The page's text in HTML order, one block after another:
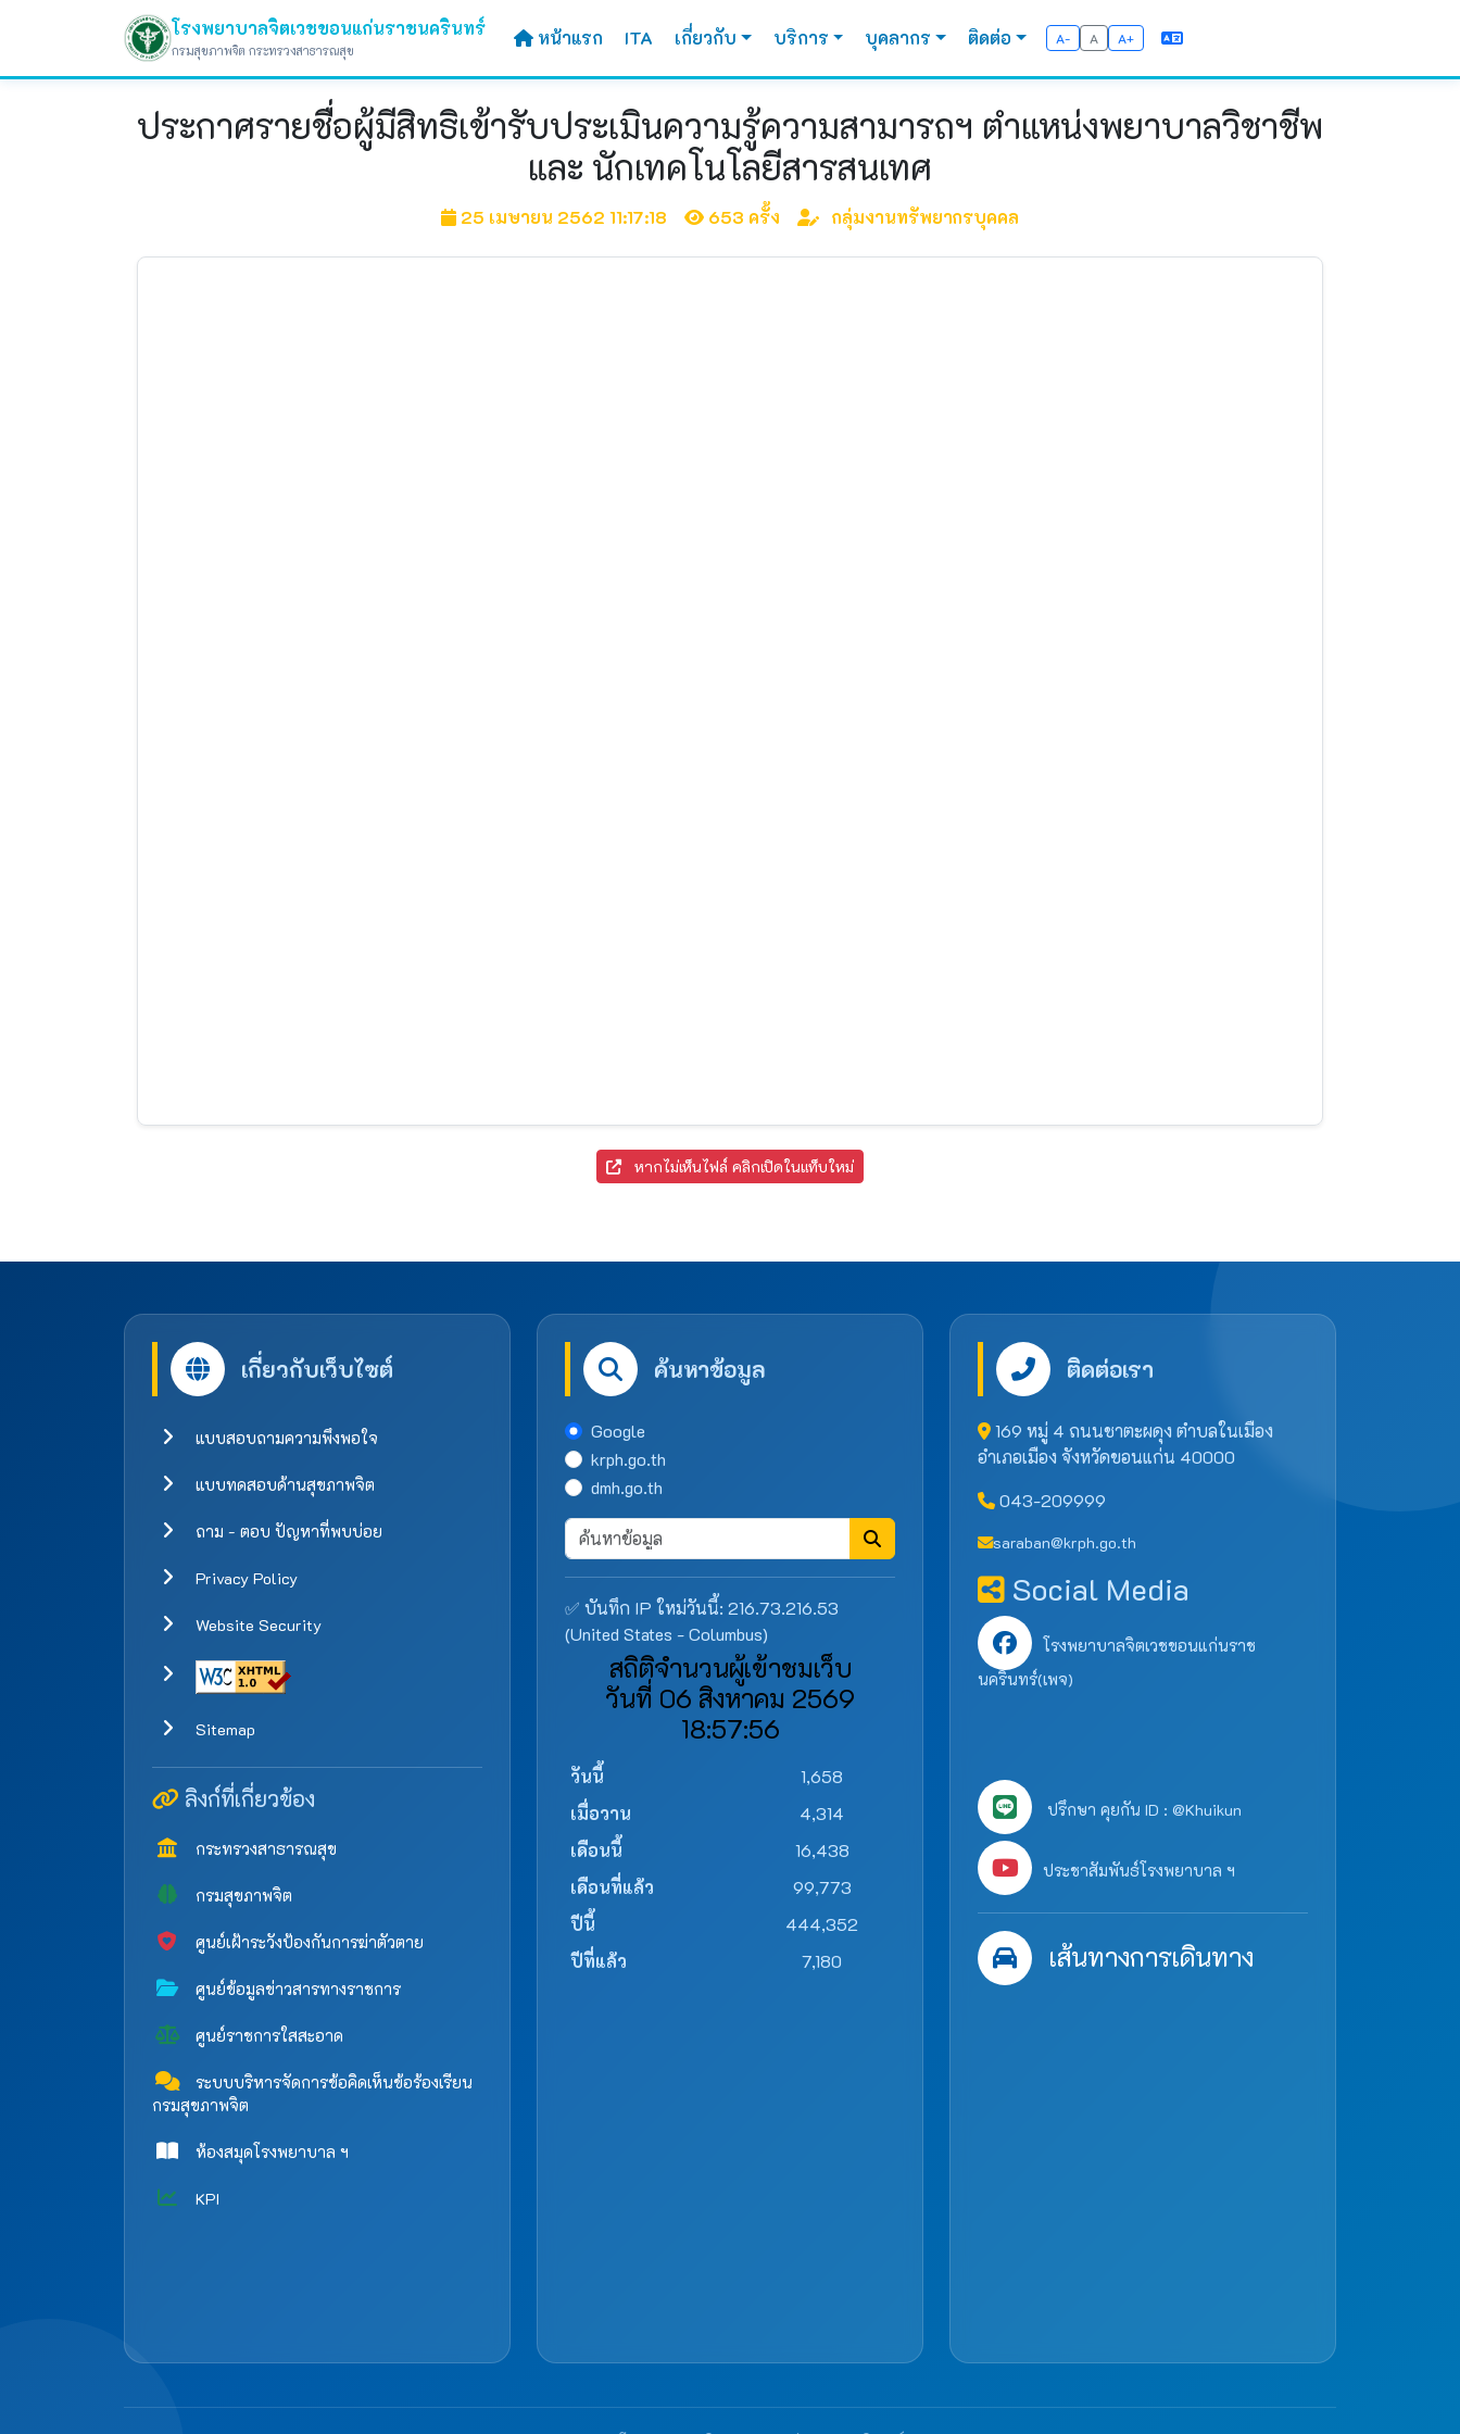
โรงพยาบาลจิตเวชขอนแก่นราชนครินทร์
กรมสุขภาพจิต กระทรวงสาธารณสุข
หน้าแรก ITA เกี่ยวกับ บริการ บุคลากร ติดต่อ A- A A+
ประกาศรายชื่อผู้มีสิทธิเข้ารับประเมินความรู้ความสามารถฯ ตำแหน่งพยาบาลวิชาชีพ
และ นักเทคโนโลยีสารสนเทศ
25 เมษายน 2562 11:17:18 653 ครั้ง กลุ่มงานทรัพยากรบุคคล
หากไม่เห็นไฟล์ คลิกเปิดในแท็บใหม่
เกี่ยวกับเว็บไซต์
แบบสอบถามความพึงพอใจ
แบบทดสอบด้านสุขภาพจิต
ถาม - ตอบ ปัญหาที่พบบ่อย
Privacy Policy
Website Security
Sitemap
ลิงก์ที่เกี่ยวข้อง
กระทรวงสาธารณสุข
กรมสุขภาพจิต
ศูนย์เฝ้าระวังป้องกันการฆ่าตัวตาย
ศูนย์ข้อมูลข่าวสารทางราชการ
ศูนย์ราชการใสสะอาด
ระบบบริหารจัดการข้อคิดเห็นข้อร้องเรียน
กรมสุขภาพจิต
ห้องสมุดโรงพยาบาล ฯ
KPI
ค้นหาข้อมูล
Google
krph.go.th
dmh.go.th
✅ บันทึก IP ใหม่วันนี้: 216.73.216.53
(United States - Columbus)
สถิติจำนวนผู้เข้าชมเว็บ
วันที่ 06 สิงหาคม 2569
18:57:56
วันนี้
1,658
เมื่อวาน
4,314
เดือนนี้
16,438
เดือนที่แล้ว
99,773
ปีนี้
444,352
ปีที่แล้ว
7,180
ติดต่อเรา
169 หมู่ 4 ถนนชาตะผดุง ตำบลในเมือง
อำเภอเมือง จังหวัดขอนแก่น 40000
043-209999
saraban@krph.go.th
Social Media
โรงพยาบาลจิตเวชขอนแก่นราช
นครินทร์(เพจ)
ปรึกษา คุยกัน ID : @Khuikun
ประชาสัมพันธ์โรงพยาบาล ฯ
เส้นทางการเดินทาง